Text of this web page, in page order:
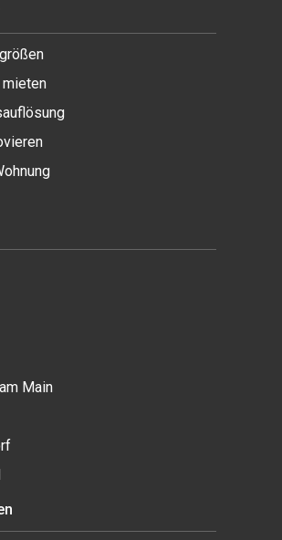
mieten
Main